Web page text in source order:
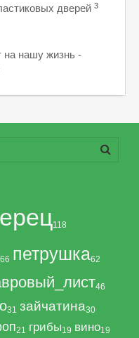
дверей 3
на нашу жизнь -
118
66 петрушка62
46
31 зайчатина30
21 грибы19 вино19